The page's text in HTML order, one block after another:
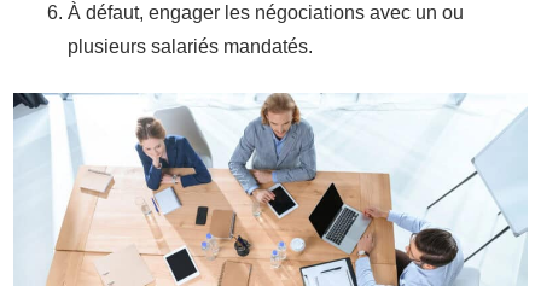
À défaut, engager les négociations avec un ou
plusieurs salariés mandatés.